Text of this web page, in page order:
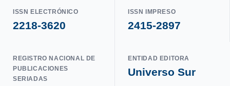
ISSN ELECTRÓNICO
2218-3620
ISSN IMPRESO
2415-2897
REGISTRO NACIONAL DE
PUBLICACIONES
SERIADAS
ENTIDAD EDITORA
Universo Sur